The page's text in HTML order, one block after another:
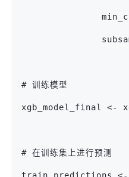
# 训练模型
xgb_model_final <-
# 在训练集上进行预测